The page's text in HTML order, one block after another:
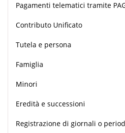
Pagamenti telematici tramite
Contributo Unificato
Tutela e persona
Famiglia
Minori
Eredità e successioni
Registrazione di giornali o